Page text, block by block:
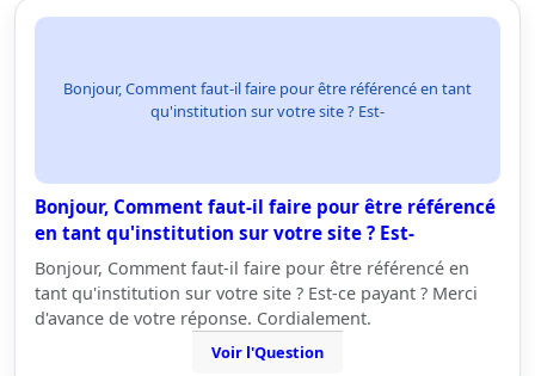
Bonjour, Comment faut-il faire pour être référencé en tant
qu'institution sur votre site ? Est-
Bonjour, Comment faut-il faire pour être référencé
en tant qu'institution sur votre site ? Est-
Bonjour, Comment faut-il faire pour être référencé en
tant qu'institution sur votre site ? Est-ce payant ? Merci
d'avance de votre réponse. Cordialement.
Voir l'Question